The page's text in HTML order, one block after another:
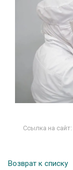
Ссылка на сайт:
Возврат к списку